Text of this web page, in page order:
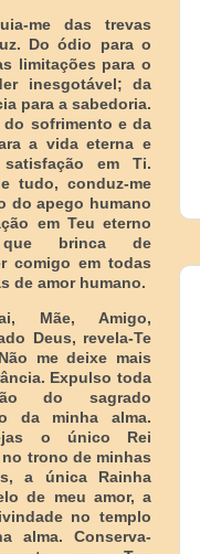
me das trevas
Do ódio para o
limitações para o
inesgotável; da
para a sabedoria.
do sofrimento e da
a vida eterna e
em Ti.
tudo, conduz-me
do apego humano
em Teu eterno
que brinca de
comigo em todas
de amor humano.
Mãe, Amigo,
Deus, revela-Te
me deixe mais
Expulso toda
do sagrado
da minha alma.
o único Rei
trono de minhas
a única Rainha
de meu amor, a
no templo
alma. Conserva-